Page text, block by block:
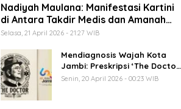
Nadiyah Maulana: Manifestasi Kartini
di Antara Takdir Medis dan Amanah
Publik
Selasa, 21 April 2026 - 21:27 WIB
Mendiagnosis Wajah Kota
Jambi: Preskripsi ‘The Doctor’
Menuju 625 Tahun Tanah Pilih
Senin, 20 April 2026 - 00:23 WIB